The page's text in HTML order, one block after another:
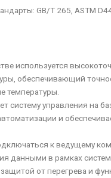
GB/T 265, ASTM
используется
обеспечивающий
температуры.
систему управления на
и
к ведущему
данными в рамках
от перегрева и